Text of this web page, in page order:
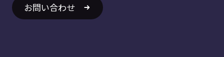
お問い合わせ